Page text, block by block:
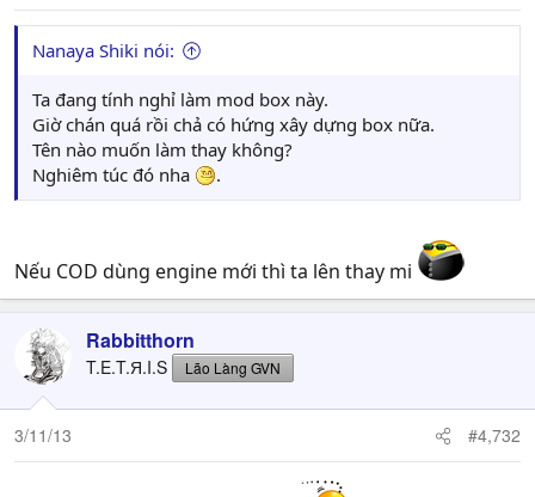
Nanaya Shiki nói:
Ta đang tính nghỉ làm mod box này.
Giờ chán quá rồi chả có hứng xây dựng box nữa.
Tên nào muốn làm thay không?
Nghiêm túc đó nha
.
Nếu COD dùng engine mới thì ta lên thay mi
Rabbitthorn
T.E.T.Я.I.S Lão Làng GVN
3/11/13 #4,732